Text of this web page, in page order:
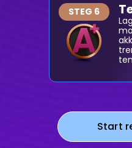
STEG 6
Start